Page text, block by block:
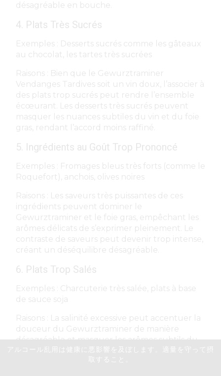
désagréable en bouche.
4. Plats Très Sucrés
Exemples : Desserts sucrés comme les gâteaux
au chocolat, les tartes très sucrées
Raisons : Bien que le Gewurztraminer
Vendanges Tardives soit un vin doux, l’associer à
des plats trop sucrés peut rendre l’ensemble
écœurant. Les desserts très sucrés peuvent
masquer les nuances subtiles du vin et du foie
gras, rendant l’accord moins raffiné.
5. Ingrédients au Goût Trop Prononcé
Exemples : Fromages bleus très forts (comme le
Roquefort), anchois, olives noires
Raisons : Les saveurs très puissantes de ces
ingrédients peuvent dominer le
Gewurztraminer et le foie gras, empêchant les
arômes délicats de s’exprimer pleinement. Le
contraste de saveurs peut devenir trop intense,
créant un déséquilibre désagréable.
6. Plats Trop Salés
Exemples : Charcuterie très salée, plats à base
de sauce soja
Raisons : La salinité excessive peut accentuer la
douceur du Gewurztraminer de manière
désagréable et masquer les arômes subtils du
foie gras. L’équilibre des saveurs peut être
perturbé, rendant l’accord moins plaisant.
アルコール乱用は健康に悪影響を及ぼします。適量を守って摂
取すること。